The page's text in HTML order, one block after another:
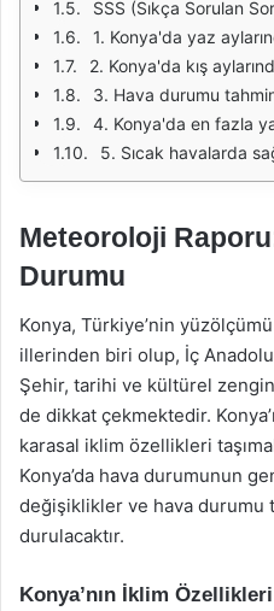
SSS (Sıkça Sorulan
1. Konya'da yaz
2. Konya'da kış
3. Hava durumu
4. Konya'da en fazla
5. Sıcak havalarda
Meteoroloji
Durumu
Konya, Türkiye’nin
illerinden biri olup, İç
Şehir, tarihi ve kültürel
de dikkat çekmektedir.
karasal iklim özellikleri
Konya’da hava durumunun
değişiklikler ve hava durumu
durulacaktır.
Konya’nın İklim Özellikleri